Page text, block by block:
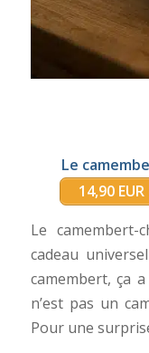
Le
14,90
Le
cadeau
camembert, ça
n’est pas un
Pour une